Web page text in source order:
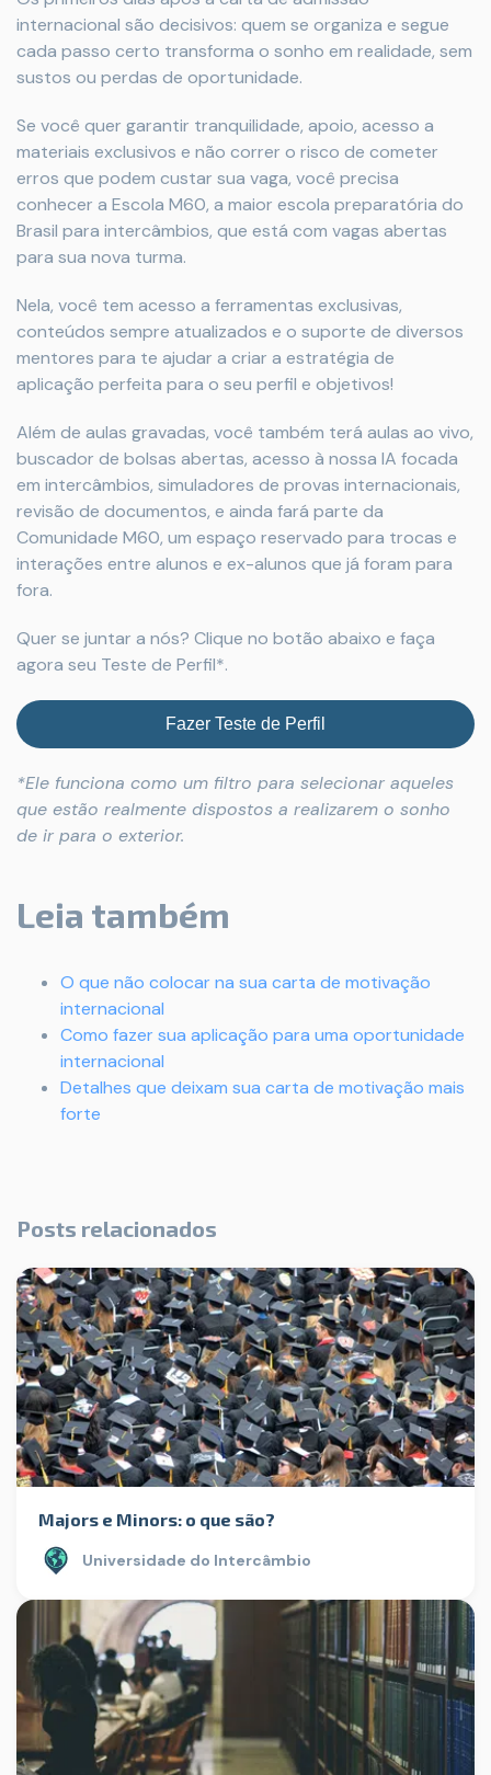
internacional são decisivos: quem se organiza e segue
cada passo certo transforma o sonho em realidade, sem
sustos ou perdas de oportunidade.
Se você quer garantir tranquilidade, apoio, acesso a
materiais exclusivos e não correr o risco de cometer
erros que podem custar sua vaga, você precisa
conhecer a Escola M60, a maior escola preparatória do
Brasil para intercâmbios, que está com vagas abertas
para sua nova turma.
Nela, você tem acesso a ferramentas exclusivas,
conteúdos sempre atualizados e o suporte de diversos
mentores para te ajudar a criar a estratégia de
aplicação perfeita para o seu perfil e objetivos!
Além de aulas gravadas, você também terá aulas ao vivo,
buscador de bolsas abertas, acesso à nossa IA focada
em intercâmbios, simuladores de provas internacionais,
revisão de documentos, e ainda fará parte da
Comunidade M60, um espaço reservado para trocas e
interações entre alunos e ex-alunos que já foram para
fora.
Quer se juntar a nós? Clique no botão abaixo e faça
agora seu Teste de Perfil*.
Fazer Teste de Perfil
*Ele funciona como um filtro para selecionar aqueles
que estão realmente dispostos a realizarem o sonho
de ir para o exterior.
Leia também
O que não colocar na sua carta de motivação
internacional
Como fazer sua aplicação para uma oportunidade
internacional
Detalhes que deixam sua carta de motivação mais
forte
Posts relacionados
Majors e Minors: o que são?
Universidade do Intercâmbio